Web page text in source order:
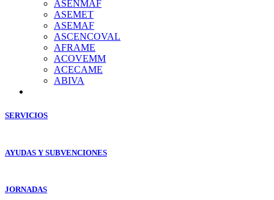
ASENMAF
ASEMET
ASEMAF
ASCENCOVAL
AFRAME
ACOVEMM
ACECAME
ABIVA
SERVICIOS
AYUDAS Y SUBVENCIONES
JORNADAS